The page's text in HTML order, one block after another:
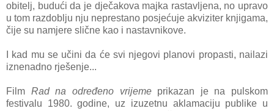
obitelj, budući da je dječakova majka rastavljena, no upravo
u tom razdoblju nju neprestano posjećuje akviziter knjigama,
čije su namjere slične kao i nastavnikove.
I kad mu se učini da će svi njegovi planovi propasti, nailazi
iznenadno rješenje...
Film Rad na određeno vrijeme
prikazan je na pulskom
festivalu 1980. godine, uz izuzetnu aklamaciju publike u